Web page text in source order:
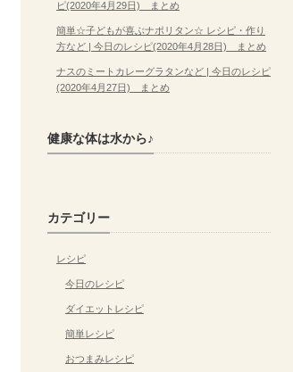
ピ(2020年4月29日) まとめ
簡単☆子どもが喜ぶナポリタン☆ レシピ・作り
方など | 今日のレシピ(2020年4月28日) まとめ
ナスのミートカレーグラタンなど | 今日のレシピ
(2020年4月27日) まとめ
健康な体は水から♪
カテゴリー
レシピ
今日のレシピ
ダイエットレシピ
簡単レシピ
おつまみレシピ